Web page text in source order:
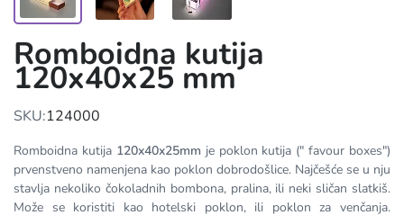
Romboidna kutija
120x40x25 mm
SKU:124000
Romboidna kutija 120x40x25mm je poklon kutija (" favour boxes")
prvenstveno namenjena kao poklon dobrodošlice. Najčešće se u nju
stavlja nekoliko čokoladnih bombona, pralina, ili neki sličan slatkiš.
Može se koristiti kao hotelski poklon, ili poklon za venčanja.